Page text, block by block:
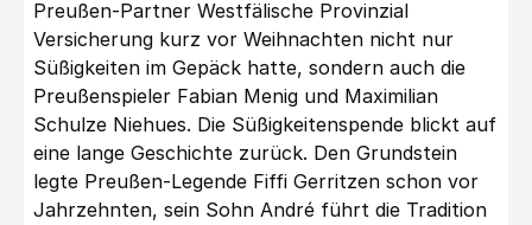
Preußen-Partner Westfälische Provinzial
Versicherung kurz vor Weihnachten nicht nur
Süßigkeiten im Gepäck hatte, sondern auch die
Preußenspieler Fabian Menig und Maximilian
Schulze Niehues. Die Süßigkeitenspende blickt auf
eine lange Geschichte zurück. Den Grundstein
legte Preußen-Legende Fiffi Gerritzen schon vor
Jahrzehnten, sein Sohn André führt die Tradition